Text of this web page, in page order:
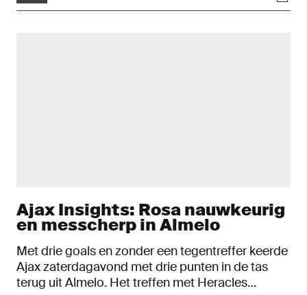
beide Ronaldo's en van zijn liefdevolle gezin tot
Ajax Insights: Rosa nauwkeurig
en messcherp in Almelo
Met drie goals en zonder een tegentreffer keerde
Ajax zaterdagavond met drie punten in de tas
terug uit Almelo. Het treffen met Heracles